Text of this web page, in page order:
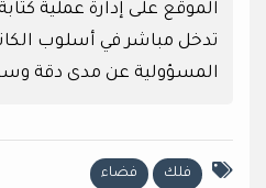
الموقع على إدارة عملية
تدخل مباشر في أسلوب
المسؤولية عن مدى دقة
فلك فضاء